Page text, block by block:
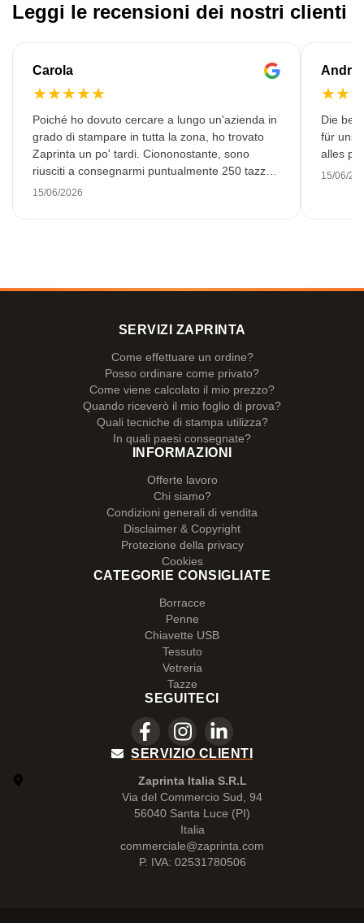
Leggi le recensioni dei nostri clienti
Carola
★★★★★
Poiché ho dovuto cercare a lungo un'azienda in
grado di stampare in tutta la zona, ho trovato
Zaprinta un po' tardi. Ciononostante, sono
riusciti a consegnarmi puntualmente 250 tazze
smaltate splendidamente stampate. Sono molto
15/06/2026
★★
Die
für
alles
15/06/
SERVIZI ZAPRINTA
Come effettuare un ordine?
Posso ordinare come privato?
Come viene calcolato il mio prezzo?
Quando riceverò il mio foglio di prova?
Quali tecniche di stampa utilizza?
In quali paesi consegnate?
INFORMAZIONI
Offerte lavoro
Chi siamo?
Condizioni generali di vendita
Disclaimer & Copyright
Protezione della privacy
Cookies
CATEGORIE CONSIGLIATE
Borracce
Penne
Chiavette USB
Tessuto
Vetreria
Tazze
SEGUITECI
SERVIZIO CLIENTI
Zaprinta Italia S.R.L
Via del Commercio Sud, 94
56040 Santa Luce (PI)
Italia
commerciale@zaprinta.com
P. IVA: 02531780506